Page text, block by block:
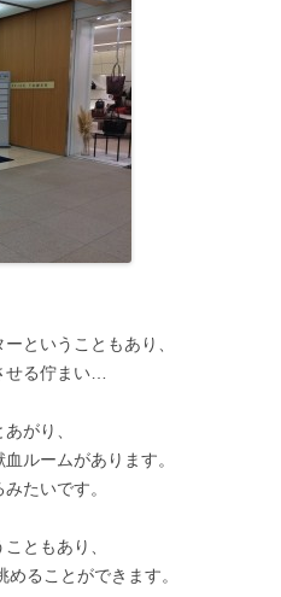
ということもあり、
る佇まい…
がり、
ルームがあります。
たいです。
ともあり、
ることができます。